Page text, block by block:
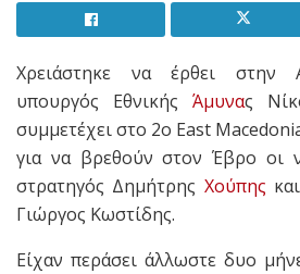
Χρειάστηκε να έρθει στην
υπουργός Εθνικής Άμυνας
συμμετέχει στο 2ο East
για να βρεθούν στον Έβρο οι
στρατηγός Δημήτρης Χούπης και
Γιώργος Κωστίδης.
Είχαν περάσει άλλωστε δυο